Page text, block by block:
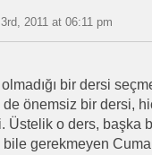
2011 at 06:11 pm
bir dersi
de önemsiz bir dersi,
Üstelik o ders, başka
gerekmeyen